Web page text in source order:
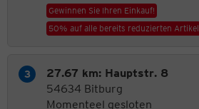
Gewinnen Sie Ihren Einkauf!
50% auf alle bereits reduzierten Artikel
27.67 km: Hauptstr. 8
54634 Bitburg
Momenteel gesloten